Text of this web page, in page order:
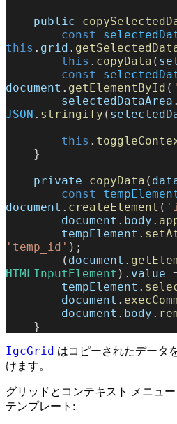
    public
        const
this . grid .
        this
. copyData (
        const
document . getElementById (
        selectedDataArea
.
JSON . stringify (
        this
.
    }
    private
copyData (
        const
document . createElement (
        document
. body .
        tempElement
.
'temp_id' );
        (
document .
HTMLInputElement ). value
        tempElement
.
        document
.
        document
. body .
    }
IgcGrid はコピーされたデータ
けます。
グリッドとコンテキスト メニュ
テンプレート: